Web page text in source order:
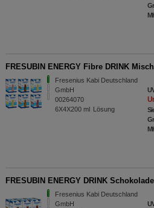
FRESUBIN ENERGY Fibre DRINK
Fresenius Kabi Deutschland
GmbH
00264070
6X4X200 ml Lösung
FRESUBIN ENERGY DRINK
Fresenius Kabi Deutschland
GmbH